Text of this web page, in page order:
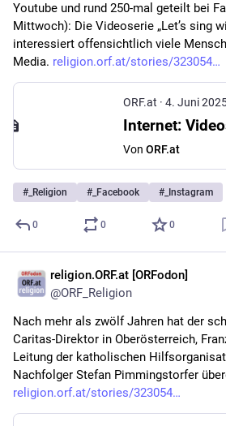
Youtube und rund 250-mal geteilt bei
Mittwoch): Die Videoserie „Let’s sing
interessiert offensichtlich viele
Media. religion.orf.at/stories/323054
ORF.at · 4. Juni
Von ORF.at
# _Religion # _Facebook # _Instagram
0 0 0
religion.ORF.at [ORFodon]
@ORF_Religion
Nach mehr als zwölf Jahren hat der
Caritas-Direktor in Oberösterreich,
Leitung der katholischen
Nachfolger Stefan Pimmingstorfer
religion.orf.at/stories/323054